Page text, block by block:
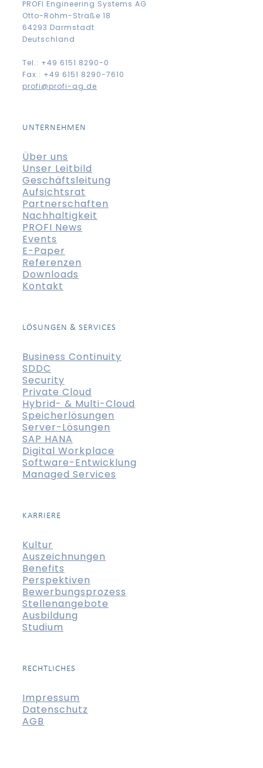
PROFI Engineering Systems AG
Otto-Röhm-Straße 18
64293 Darmstadt
Deutschland
Tel.: +49 6151 8290-0
Fax.: +49 6151 8290-7610
profi@profi-ag.de
UNTERNEHMEN
Über uns
Unser Leitbild
Geschäftsleitung
Aufsichtsrat
Partnerschaften
Nachhaltigkeit
PROFI News
Events
E-Paper
Referenzen
Downloads
Kontakt
LÖSUNGEN & SERVICES
Business Continuity
SDDC
Security
Private Cloud
Hybrid- & Multi-Cloud
Speicherlösungen
Server-Lösungen
SAP HANA
Digital Workplace
Software-Entwicklung
Managed Services
KARRIERE
Kultur
Auszeichnungen
Benefits
Perspektiven
Bewerbungsprozess
Stellenangebote
Ausbildung
Studium
RECHTLICHES
Impressum
Datenschutz
AGB